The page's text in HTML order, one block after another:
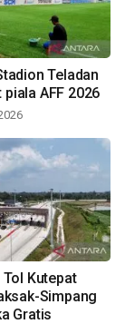
Teladan
AFF 2026
Kutepat
Simpang
Gratis